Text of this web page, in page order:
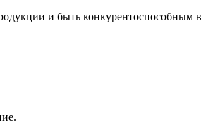
и быть конкурентоспособным в